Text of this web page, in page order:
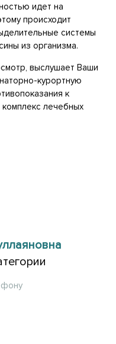
идет на
происходит
системы
из организма.
выслушает Ваши
курортную
к
лечебных